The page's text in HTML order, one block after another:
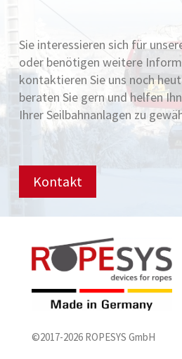
Sie interessieren sich für
oder benötigen weitere
kontaktieren Sie uns noch
beraten Sie gern und helfen
Ihrer Seilbahnanlagen zu
Kontakt
©2017-2026 ROPESYS GmbH